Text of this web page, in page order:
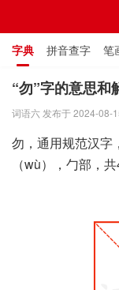
字典 拼音查字 笔
通用规范汉字表 叠
“勿”字的意思和
词语六 发布于 2024-08-
勿，通用规范汉字
（wù），勹部，